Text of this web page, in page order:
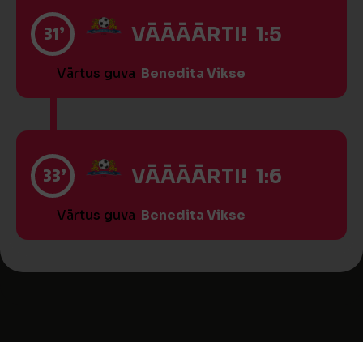
31’ VĀĀĀĀRTI! 1:5
Vārtus guva Benedita Vikse
33’ VĀĀĀĀRTI! 1:6
Vārtus guva Benedita Vikse